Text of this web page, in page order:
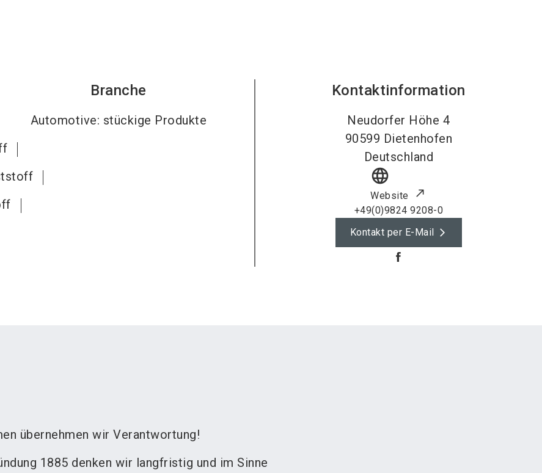
Branche
Automotive: stückige Produkte
Kontaktinformation
Neudorfer Höhe 4
90599 Dietenhofen
Deutschland
language
Website
+49(0)9824 9208-0
Kontakt per E-Mail
übernehmen wir Verantwortung!
1885 denken wir langfristig und im Sinne